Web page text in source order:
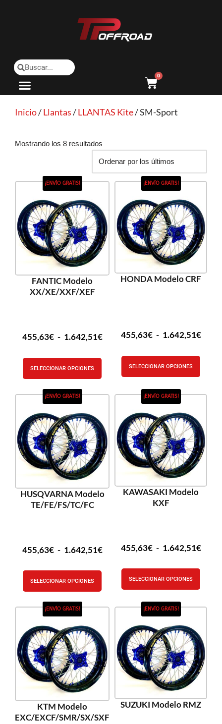
0
Inicio/Llantas/LLANTAS Kite/ SM-Sport
Mostrando los 8 resultados
¡ENVÍO GRATIS!
FANTIC Modelo
XX/XE/XXF/XEF
455,63€ - 1.642,51€
SELECCIONAR OPCIONES
¡ENVÍO GRATIS!
HONDA Modelo CRF
455,63€ - 1.642,51€
SELECCIONAR OPCIONES
¡ENVÍO GRATIS!
HUSQVARNA Modelo
TE/FE/FS/TC/FC
455,63€ - 1.642,51€
SELECCIONAR OPCIONES
¡ENVÍO GRATIS!
KAWASAKI Modelo
KXF
455,63€ - 1.642,51€
SELECCIONAR OPCIONES
¡ENVÍO GRATIS!
KTM Modelo
EXC/EXCF/SMR/SX/SXF
¡ENVÍO GRATIS!
SUZUKI Modelo RMZ